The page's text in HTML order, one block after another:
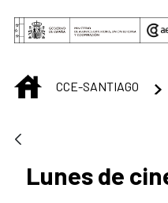
Saltar al contenido
INICIOCCE-SANTIAGO
Lunes de